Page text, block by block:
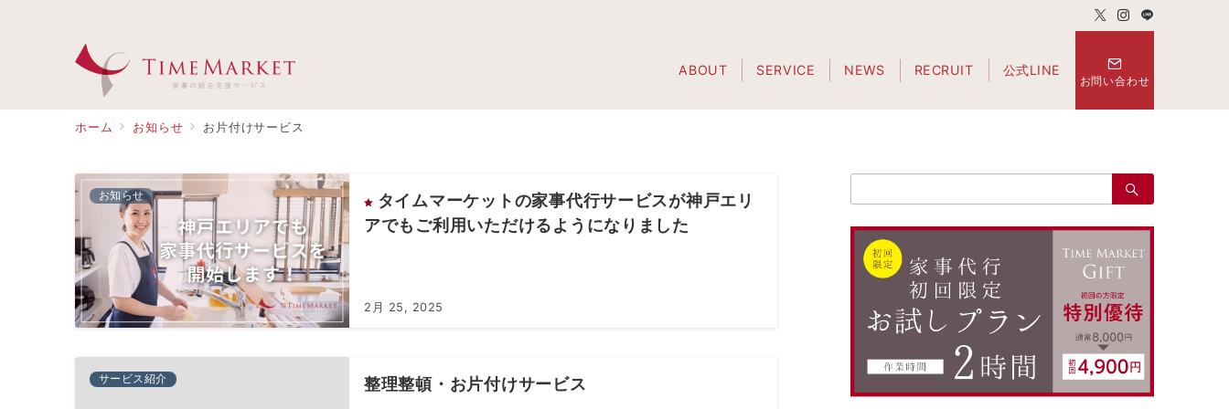
ABOUT SERVICE NEWS RECRUIT 公式LINE
お問い合わせ
ホーム お知らせ お片付けサービス
お知らせ
タイムマーケットの家事代行サービスが神戸エリ
アでもご利用いただけるようになりました
2月 25, 2025
サービス紹介 整理整頓・お片付けサービス
索：